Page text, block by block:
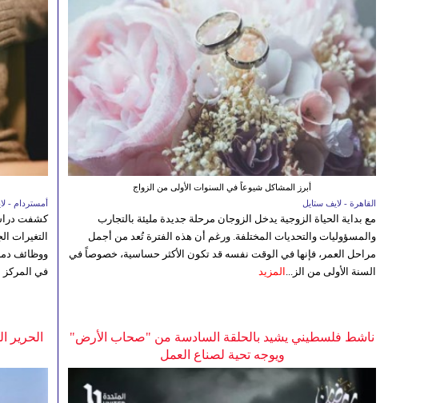
أمستردام -
كشفت
التغيرات
ووظائف
في المركز
أبرز المشاكل شيوعاً في السنوات الأولى من الزواج
القاهرة - لايف ستايل
مع بداية الحياة الزوجية يدخل الزوجان مرحلة جديدة مليئة بالتجارب
والمسؤوليات والتحديات المختلفة. ورغم أن هذه الفترة تُعد من أجمل
مراحل العمر، فإنها في الوقت نفسه قد تكون الأكثر حساسية، خصوصاً في
السنة الأولى من الز... المزيد
الحرير
ناشط فلسطيني يشيد بالحلقة السادسة من "صحاب الأرض"
ويوجه تحية لصناع العمل